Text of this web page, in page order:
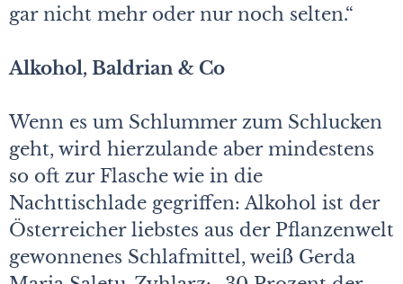
gar nicht mehr oder nur noch selten.“
Alkohol, Baldrian & Co
Wenn es um Schlummer zum Schlucken
geht, wird hierzulande aber mindestens
so oft zur Flasche wie in die
Nachttischlade gegriffen: Alkohol ist der
Österreicher liebstes aus der Pflanzenwelt
gewonnenes Schlafmittel, weiß Gerda